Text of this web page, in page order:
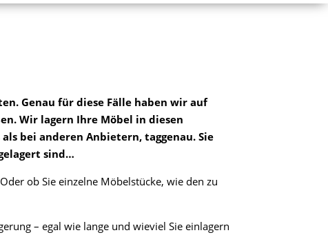
Genau für diese Fälle haben wir auf
Wir lagern Ihre Möbel in diesen
bei anderen Anbietern, taggenau. Sie
sind…
ob Sie einzelne Möbelstücke, wie den zu
– egal wie lange und wieviel Sie einlagern